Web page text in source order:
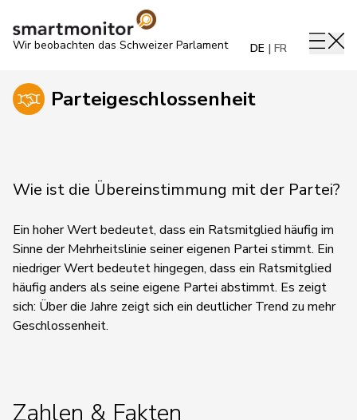
Wir beobachten das Schweizer Parlament DE FR
Parteigeschlossenheit
Wie ist die Übereinstimmung mit der Partei?
Ein hoher Wert bedeutet, dass ein Ratsmitglied häufig im
Sinne der Mehrheitslinie seiner eigenen Partei stimmt. Ein
niedriger Wert bedeutet hingegen, dass ein Ratsmitglied
häufig anders als seine eigene Partei abstimmt. Es zeigt
sich: Über die Jahre zeigt sich ein deutlicher Trend zu mehr
Geschlossenheit.
Zahlen & Fakten